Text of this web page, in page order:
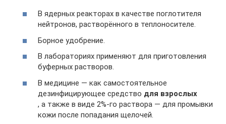
В ядерных реакторах в качестве поглотителя
нейтронов, растворённого в теплоносителе.
Борное удобрение.
В лабораториях применяют для приготовления
буферных растворов.
В медицине — как самостоятельное
дезинфицирующее средство для взрослых
, а также в виде 2%-го раствора — для промывки
кожи после попадания щелочей.